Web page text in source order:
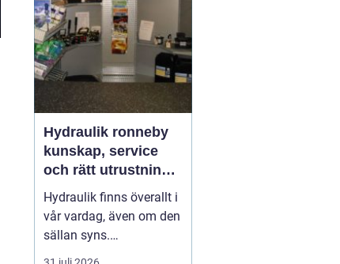
tillräcklig träning och ...
Hydraulik ronneby
kunskap, service
och rätt utrustning
när det behövs som
mest
Hydraulik finns överallt i
vår vardag, även om den
sällan syns.
Skogsmaskiner,